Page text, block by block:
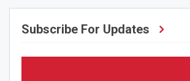
Subscribe For Updates